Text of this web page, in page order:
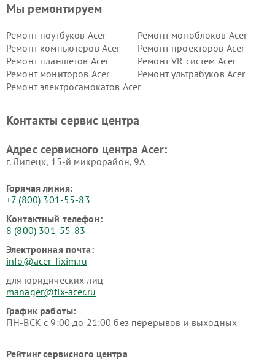
Мы ремонтируем
Ремонт ноутбуков Acer
Ремонт моноблоков Acer
Ремонт компьютеров Acer
Ремонт проекторов Acer
Ремонт планшетов Acer
Ремонт VR систем Acer
Ремонт мониторов Acer
Ремонт ультрабуков Acer
Ремонт электросамокатов Acer
Контакты сервис центра
Адрес сервисного центра Acer:
г. Липецк, 15-й микрорайон, 9А
Горячая линия:
+7 (800) 301-55-83
Контактный телефон:
8 (800) 301-55-83
Электронная почта:
info@acer-fixim.ru
для юридических лиц
manager@fix-acer.ru
График работы:
ПН-ВСК с 9:00 до 21:00 без перерывов и выходных
Рейтинг сервисного центра